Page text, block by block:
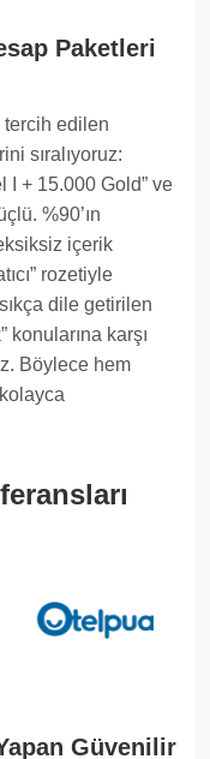
Paketleri
edilen
sıralıyoruz:
I + 15.000 Gold” ve
%90’ın
içerik
rozetiyle
dile getirilen
konularına karşı
Böylece hem
Güvenilir